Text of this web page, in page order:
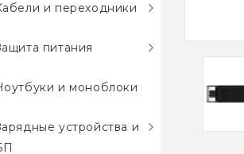
и переходники
питания
и моноблоки
устройства и